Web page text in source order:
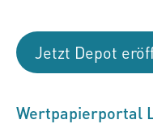
Jetzt Depot
Wertpapierportal